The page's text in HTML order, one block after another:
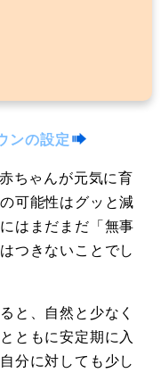
ンの設定
ちゃんが元気に育
可能性はグッと減
はまだまだ「無事
つきないことでし
と、自然と少なく
ともに安定期に入
分に対しても少し